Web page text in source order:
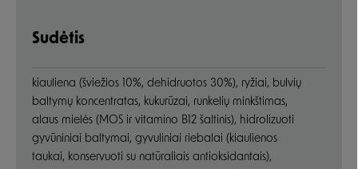
Sudėtis
kiauliena (šviežios 10%, dehidruotos 30%), ryžiai, bulvių
baltymų koncentratas, kukurūzai, runkelių minkštimas,
alaus mielės (MOS ir vitamino B12 šaltinis), hidrolizuoti
gyvūniniai baltymai, gyvuliniai riebalai (kiaulienos
taukai, konservuoti su natūraliais antioksidantais),